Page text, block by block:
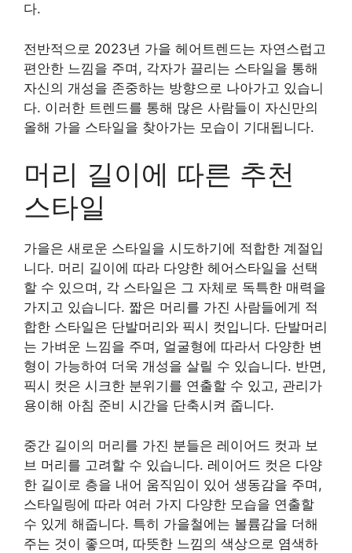
다.
전반적으로 2023년 가을 헤어트렌드는 자연스럽고
편안한 느낌을 주며, 각자가 끌리는 스타일을 통해
자신의 개성을 존중하는 방향으로 나아가고 있습니
다. 이러한 트렌드를 통해 많은 사람들이 자신만의
올해 가을 스타일을 찾아가는 모습이 기대됩니다.
머리 길이에 따른 추천
스타일
가을은 새로운 스타일을 시도하기에 적합한 계절입
니다. 머리 길이에 따라 다양한 헤어스타일을 선택
할 수 있으며, 각 스타일은 그 자체로 독특한 매력을
가지고 있습니다. 짧은 머리를 가진 사람들에게 적
합한 스타일은 단발머리와 픽시 컷입니다. 단발머리
는 가벼운 느낌을 주며, 얼굴형에 따라서 다양한 변
형이 가능하여 더욱 개성을 살릴 수 있습니다. 반면,
픽시 컷은 시크한 분위기를 연출할 수 있고, 관리가
용이해 아침 준비 시간을 단축시켜 줍니다.
중간 길이의 머리를 가진 분들은 레이어드 컷과 보
브 머리를 고려할 수 있습니다. 레이어드 컷은 다양
한 길이로 층을 내어 움직임이 있어 생동감을 주며,
스타일링에 따라 여러 가지 다양한 모습을 연출할
수 있게 해줍니다. 특히 가을철에는 볼륨감을 더해
주는 것이 좋으며, 따뜻한 느낌의 색상으로 염색하